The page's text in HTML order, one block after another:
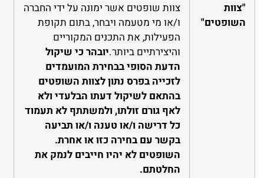
"צוות
השופטים"
צוות שופטים אשר ימונה על ידי החברה
ו/או מי מטעמה ויבחר, בתום תקופת
הפעילות, את התכנים המקוריים
והיצירתיים ביותר.יובהר כי שיקול
הדעת הסופי בבחירת המועמדים
לזכייה בפרס נתון לצוות השופטים
בהתאם לשיקול דעתו הבלעדי ולא
לאף גורם זולתו, ולמשתתף לא תעמוד
כל דרישה ו/או טענה ו/או תביעה
בקשר עם בחירה כזו או אחרת.
השופטים לא יהיו חייבים לנמק את
החלטתם.